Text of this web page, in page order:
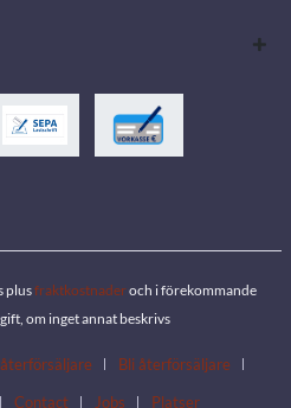
plusfraktkostnaderoch i förekommande
om inget annat beskrivs
Bli återförsäljare
Contact Jobs Platser